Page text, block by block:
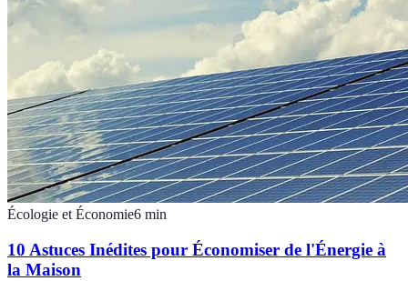
Écologie et Économie6 min
10 Astuces Inédites pour Économiser de l'Énergie à
la Maison